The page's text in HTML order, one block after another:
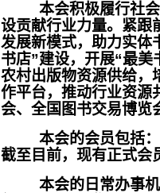
本会积极履行社
设贡献行业力量。紧跟
发展新模式，助力实体
书店”建设，开展“最
农村出版物资源供给，
作平台，推动行业资源
会、全国图书交易博览
本会的会员包括
截至目前，现有正式会
本会的日常办事